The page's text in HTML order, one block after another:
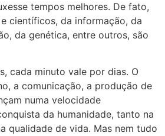
tempos melhores. De fato,
científicos, da informação, da
da genética, entre outros, são
cada minuto vale por dias. O
a comunicação, a produção de
numa velocidade
da humanidade, tanto na
qualidade de vida. Mas nem tudo